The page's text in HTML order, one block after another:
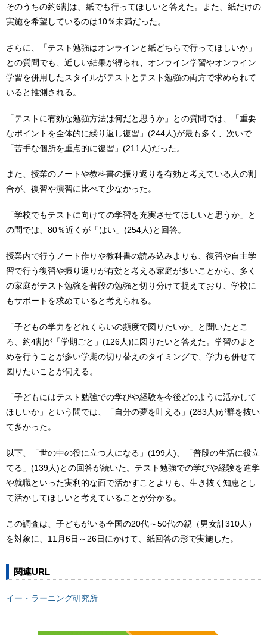
そのうちの約6割は、紙でも行ってほしいと答えた。また、紙だけの
実施を希望しているのは10％未満だった。
さらに、「テスト勉強はオンラインと紙どちらで行ってほしいか」
との質問でも、近しい結果が得られ、オンライン学習やオンライン
学習を併用したスタイルがテストとテスト勉強の両方で求められて
いると推測される。
「テストに有効な勉強方法は何だと思うか」との質問では、「重要
なポイントを全体的に繰り返し復習」(244人)が最も多く、次いで
「苦手な個所を重点的に復習」(211人)だった。
また、授業のノートや教科書の振り返りを有効と考えている人の割
合が、復習や演習に比べて少なかった。
「学校でもテストに向けての学習を充実させてほしいと思うか」と
の問では、80％近くが「はい」(254人)と回答。
授業内で行うノート作りや教科書の読み込みよりも、復習や自主学
習で行う復習や振り返りが有効と考える家庭が多いことから、多く
の家庭がテスト勉強を普段の勉強と切り分けて捉えており、学校に
もサポートを求めていると考えられる。
「子どもの学力をどれくらいの頻度で図りたいか」と聞いたとこ
ろ、約4割が「学期ごと」(126人)に図りたいと答えた。学習のまと
めを行うことが多い学期の切り替えのタイミングで、学力も併せて
図りたいことが伺える。
「子どもにはテスト勉強での学びや経験を今後どのように活かして
ほしいか」という問では、「自分の夢を叶える」(283人)が群を抜い
て多かった。
以下、「世の中の役に立つ人になる」(199人)、「普段の生活に役立
てる」(139人)との回答が続いた。テスト勉強での学びや経験を進学
や就職といった実利的な面で活かすことよりも、生き抜く知恵とし
て活かしてほしいと考えていることが分かる。
この調査は、子どもがいる全国の20代～50代の親（男女計310人）
を対象に、11月6日～26日にかけて、紙回答の形で実施した。
関連URL
イー・ラーニング研究所